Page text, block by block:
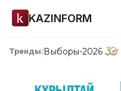
KAZINFORM
Тренды:Выборы-2026